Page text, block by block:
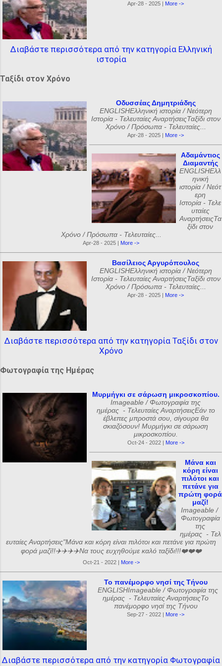
Apr-28 - 2025 | More ->
Διαβάστε περισσότερα από την κατηγορία Ελληνική
ιστορία
Ταξίδι στον Χρόνο
Οδυσσέας Δημητριάδης
ENGLISHΕλληνική ιστορία / Νεότερη
Ιστορία - Τελευταίες ΑναρτήσειςΤαξίδι στον
Χρόνο / Πρόσωπα - Τελευταίες...
Apr-28 - 2025 | More ->
Αδαμάντιος
Διαμαντής
ENGLISHΕλλ
ηνική
ιστορία / Νεότ
ερη
Ιστορία - Τελε
υταίες
ΑναρτήσειςΤα
ξίδι στον
Χρόνο / Πρόσωπα - Τελευταίες...
Apr-28 - 2025 | More ->
Βασίλειος Αργυρόπουλος
ENGLISHΕλληνική ιστορία / Νεότερη
Ιστορία - Τελευταίες ΑναρτήσειςΤαξίδι στον
Χρόνο / Πρόσωπα - Τελευταίες...
Apr-28 - 2025 | More ->
Διαβάστε περισσότερα από την κατηγορία Ταξίδι στον
Χρόνο
Φωτογραφία της Ημέρας
Μυρμήγκι σε σάρωση μικροσκοπίου.
Imageable / Φωτογραφία της
ημέρας - Τελευταίες ΑναρτήσειςΕάν το
έβλεπες μπροστά σου, σίγουρα θα
σκιαζόσουν! Μυρμήγκι σε σάρωση
μικροσκοπίου.
Oct-24 - 2022 | More ->
Μάνα και
κόρη είναι
πιλότοι και
πετάνε για
πρώτη φορά
μαζί!
Imageable /
Φωτογραφία
της
ημέρας - Τελ
ευταίες Αναρτήσεις"Μάνα και κόρη είναι πιλότοι και πετάνε για πρώτη
φορά μαζί!!✈️✈️✈️✈️Να τους ευχηθούμε καλό ταξίδι!!!❤️❤️❤️
Oct-21 - 2022 | More ->
Το πανέμορφο νησί της Τήνου
ENGLISHImageable / Φωτογραφία της
ημέρας - Τελευταίες ΑναρτήσειςΤο
πανέμορφο νησί της Τήνου
Sep-27 - 2022 | More ->
Διαβάστε περισσότερα από την κατηγορία Φωτογραφία